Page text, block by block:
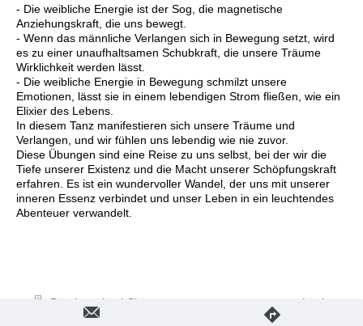
- Die weibliche Energie ist der Sog, die magnetische
Anziehungskraft, die uns bewegt.
- Wenn das männliche Verlangen sich in Bewegung setzt, wird
es zu einer unaufhaltsamen Schubkraft, die unsere Träume
Wirklichkeit werden lässt.
- Die weibliche Energie in Bewegung schmilzt unsere
Emotionen, lässt sie in einem lebendigen Strom fließen, wie ein
Elixier des Lebens.
In diesem Tanz manifestieren sich unsere Träume und
Verlangen, und wir fühlen uns lebendig wie nie zuvor.
Diese Übungen sind eine Reise zu uns selbst, bei der wir die
Tiefe unserer Existenz und die Macht unserer Schöpfungskraft
erfahren. Es ist ein wundervoller Wandel, der uns mit unserer
inneren Essenz verbindet und unser Leben in ein leuchtendes
Abenteuer verwandelt.
Druckversion | Sitemap
Login
Webansicht